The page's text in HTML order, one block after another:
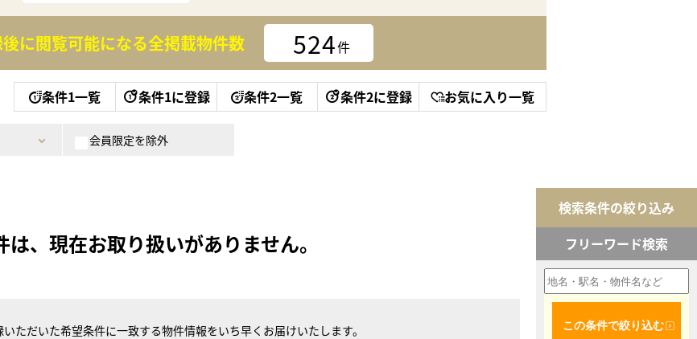
に閲覧可能になる全掲載物件数 524件
条件1一覧 条件1に登録 条件2一覧 条件2に登録 お気に入り一覧
会員限定を除外
、現在お取り扱いがありません。
ただいた希望条件に一致する物件情報をいち早くお届けいたします。
検索条件の絞り込み
フリーワード検索
この条件で絞り込む